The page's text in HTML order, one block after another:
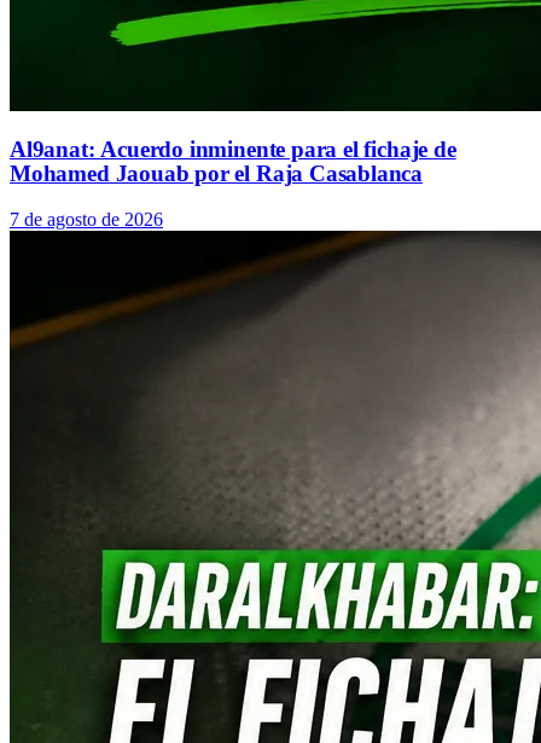
Al9anat: Acuerdo inminente para el fichaje de
Mohamed Jaouab por el Raja Casablanca
7 de agosto de 2026